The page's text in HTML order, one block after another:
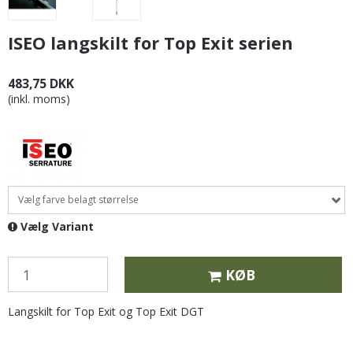
ISEO langskilt for Top Exit serien
483,75 DKK
(inkl. moms)
Vælg farve belagt størrelse
Vælg Variant
KØB
Langskilt for Top Exit og Top Exit DGT